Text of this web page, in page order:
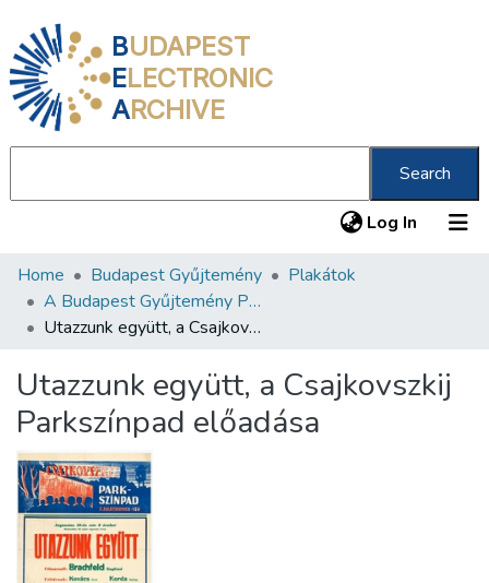
BUDAPEST
ELECTRONIC
ARCHIVE
Search
Log In (current)
Communities & Collections
All of DSpace
About us
Home Budapest Gyűjtemény
Plakátok
A Budapest Gyűjtemény Plakáttárának plakátjai
Utazzunk együtt, a Csajkovszkij Parkszínpad előadása
Utazzunk együtt, a Csajkovszkij
Parkszínpad előadása